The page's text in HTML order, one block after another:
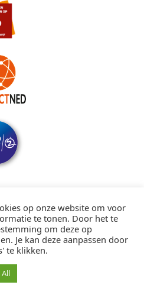
op onze website om voor
te tonen. Door het te
om deze op
Je kan deze aanpassen door
te klikken.